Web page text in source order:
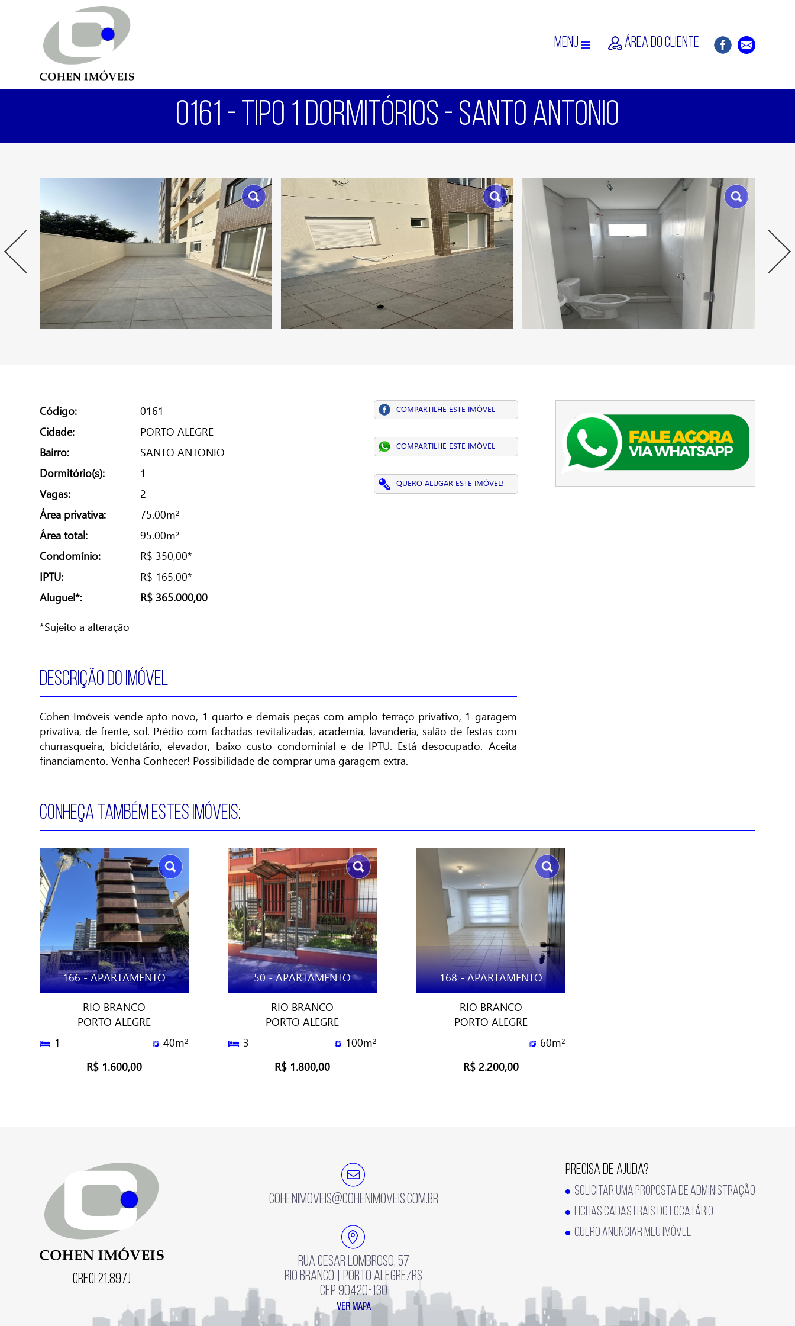
ÁREA DO CLIENTE
MENU
0161 - TIPO 1 DORMITÓRIOS - SANTO ANTONIO
Código:
0161
Cidade:
PORTO ALEGRE
Bairro:
SANTO ANTONIO
Dormitório(s):
1
Vagas:
2
Área privativa:
75.00m²
Área total:
95.00m²
Condomínio:
R$ 350,00*
IPTU:
R$ 165.00*
Aluguel*:
R$ 365.000,00
*Sujeito a alteração
COMPARTILHE ESTE IMÓVEL
COMPARTILHE ESTE IMÓVEL
QUERO ALUGAR ESTE IMÓVEL!
DESCRIÇÃO DO IMÓVEL
Cohen Imóveis vende apto novo, 1 quarto e demais peças com amplo terraço privativo, 1 garagem
privativa, de frente, sol. Prédio com fachadas revitalizadas, academia, lavanderia, salão de festas com
churrasqueira, bicicletário, elevador, baixo custo condominial e de IPTU. Está desocupado. Aceita
financiamento. Venha Conhecer! Possibilidade de comprar uma garagem extra.
CONHEÇA TAMBÉM ESTES IMÓVEIS:
166 - APARTAMENTO
RIO BRANCO
PORTO ALEGRE
1
40m²
R$ 1.600,00
50 - APARTAMENTO
RIO BRANCO
PORTO ALEGRE
3
100m²
R$ 1.800,00
168 - APARTAMENTO
RIO BRANCO
PORTO ALEGRE
60m²
R$ 2.200,00
Creci 21.897J
cohenimoveis@cohenimoveis.com.br
Rua Cesar Lombroso, 57
Rio Branco | Porto Alegre/RS
CEP 90420-130
ver mapa
PRECISA DE AJUDA?
SOLICITAR UMA PROPOSTA DE ADMINISTRAÇÃO
FICHAS CADASTRAIS DO LOCATÁRIO
QUERO ANUNCIAR MEU IMÓVEL